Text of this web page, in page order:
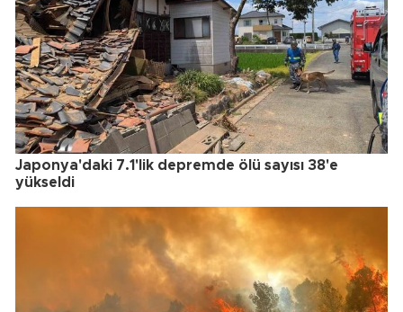
Japonya'daki 7.1'lik depremde ölü sayısı 38'e
yükseldi